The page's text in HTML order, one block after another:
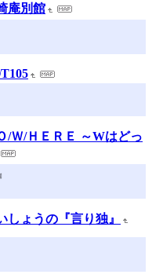
庵別館
/Ｗ/ＨＥＲＥ ～Wはどっ
しょうの『言り独』